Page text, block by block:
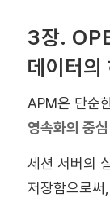
3장.
데이터의
APM은 단순
영속화의 중
세션 서버의
저장함으로써